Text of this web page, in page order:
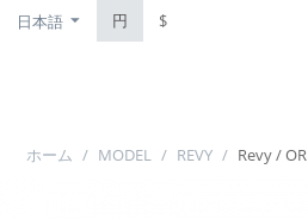
日本語 円 $
ホーム / MODEL / REVY / Revy / OR